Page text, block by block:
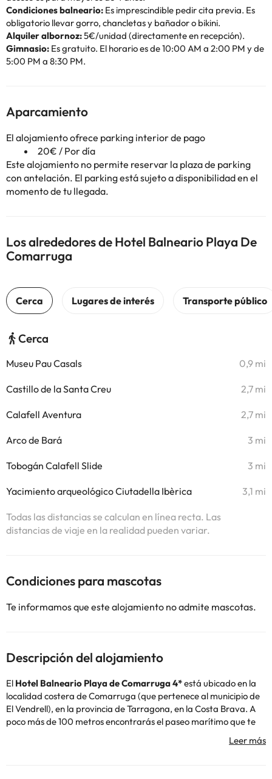
Condiciones balneario: Es imprescindible pedir cita previa. Es
obligatorio llevar gorro, chancletas y bañador o bikini.
Alquiler albornoz:5€/unidad (directamente en recepción).
Gimnasio: Es gratuito. El horario es de 10:00 AM a 2:00 PM y de
5:00 PM a 8:30 PM.
Aparcamiento
El alojamiento ofrece parking interior de pago
20€ / Por día
Este alojamiento no permite reservar la plaza de parking
con antelación. El parking está sujeto a disponibilidad en el
momento de tu llegada.
Los alrededores de Hotel Balneario Playa De
Comarruga
Cerca
Museu Pau Casals 0,9 mi
Castillo de la Santa Creu 2,7 mi
Calafell Aventura 2,7 mi
Arco de Bará 3 mi
Tobogán Calafell Slide 3 mi
Yacimiento arqueológico Ciutadella Ibèrica 3,1 mi
Todas las distancias se calculan en línea recta. Las
distancias de viaje en la realidad pueden variar.
Condiciones para mascotas
Te informamos que este alojamiento no admite mascotas.
Descripción del alojamiento
El Hotel Balneario Playa de Comarruga 4*está ubicado en la
localidad costera de Comarruga (que pertenece al municipio de
El Vendrell), en la provincia de Tarragona, en la Costa Brava. A
poco más de 100 metros encontrarás el paseo marítimo que te